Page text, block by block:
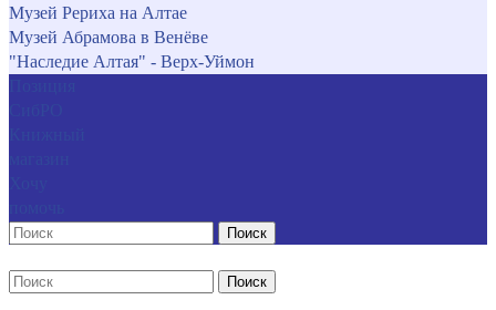
Музей Рериха на Алтае
Музей Абрамова в Венёве
"Наследие Алтая" - Верх-Уймон
Поиск
Поиск